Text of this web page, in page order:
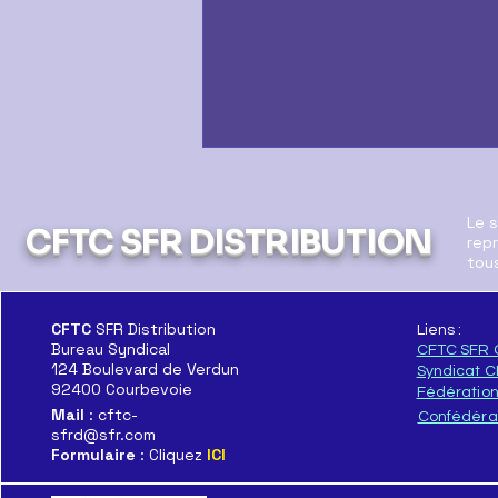
Le Démantèlement c'est
CFTC SFR DISTRIBUTION
Le
CFTC SFR Distribution
Bureau Syndical
124 Boulevard de Verdun
92400 Courbevoie
Mail : cftc-
sfrd@sfr.com
Formulaire : Cliquez ICI
Liens :
CFTC SFR
Syndicat
Fédération